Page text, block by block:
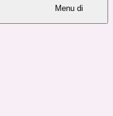
Menu di